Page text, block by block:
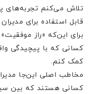
تلاش می‌کنم تجربه‌های
قابل استفاده برای
برای این‌که «راز
کسانی که با پیچیدگی
کمک کنم.
مخاطب اصلی این‌جا
کسانی هستند که بین